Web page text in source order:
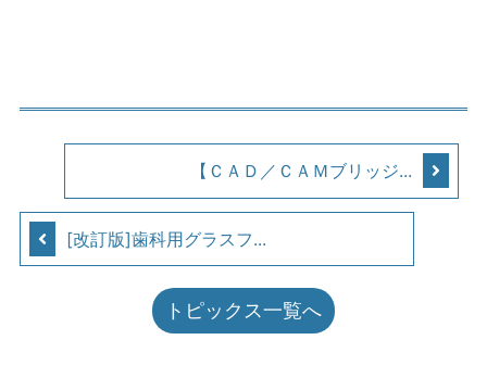
【ＣＡＤ／ＣＡＭブリッジ...
[改訂版]歯科用グラスフ...
トピックス一覧へ